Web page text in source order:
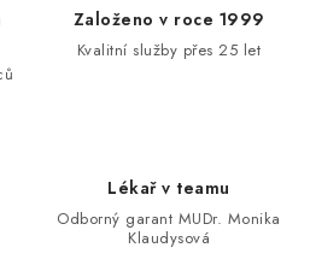
Založeno v roce 1999
Kvalitní služby přes 25 let
Lékař v teamu
Odborný garant MUDr. Monika
Klaudysová